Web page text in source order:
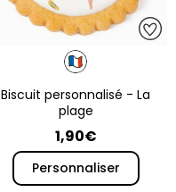
Biscuit personnalisé - La
plage
1,90€
Personnaliser